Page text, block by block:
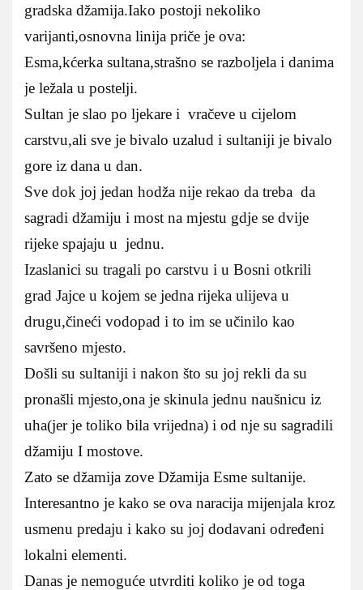
gradska džamija.Iako postoji nekoliko
varijanti,osnovna linija priče je ova:
Esma,kćerka sultana,strašno se razboljela i danima
je ležala u postelji.
Sultan je slao po ljekare i vračeve u cijelom
carstvu,ali sve je bivalo uzalud i sultaniji je bivalo
gore iz dana u dan.
Sve dok joj jedan hodža nije rekao da treba da
sagradi džamiju i most na mjestu gdje se dvije
rijeke spajaju u jednu.
Izaslanici su tragali po carstvu i u Bosni otkrili
grad Jajce u kojem se jedna rijeka ulijeva u
drugu,čineći vodopad i to im se učinilo kao
savršeno mjesto.
Došli su sultaniji i nakon što su joj rekli da su
pronašli mjesto,ona je skinula jednu naušnicu iz
uha(jer je toliko bila vrijedna) i od nje su sagradili
džamiju I mostove.
Zato se džamija zove Džamija Esme sultanije.
Interesantno je kako se ova naracija mijenjala kroz
usmenu predaju i kako su joj dodavani određeni
lokalni elementi.
Danas je nemoguće utvrditi koliko je od toga